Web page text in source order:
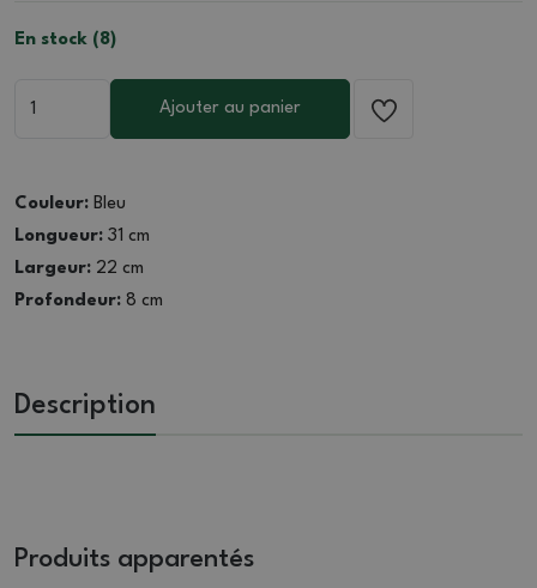
En stock (8)
Ajouter au panier
Couleur: Bleu
Longueur: 31 cm
Largeur: 22 cm
Profondeur: 8 cm
Description
Produits apparentés